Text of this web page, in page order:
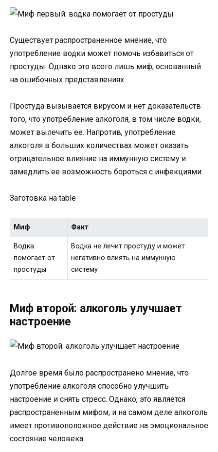
Существует распространенное мнение, что
употребление водки может помочь избавиться от
простуды. Однако это всего лишь миф, основанный
на ошибочных представлениях.
Простуда вызывается вирусом и нет доказательств
того, что употребление алкоголя, в том числе водки,
может вылечить ее. Напротив, употребление
алкоголя в больших количествах может оказать
отрицательное влияние на иммунную систему и
замедлить ее возможность бороться с инфекциями.
Заготовка на table
Миф Факт
Водка
помогает от
простуды
Водка не лечит простуду и может
негативно влиять на иммунную
систему
Миф второй: алкоголь улучшает
настроение
Долгое время было распространено мнение, что
употребление алкоголя способно улучшить
настроение и снять стресс. Однако, это является
распространенным мифом, и на самом деле алкоголь
имеет противоположное действие на эмоциональное
состояние человека.